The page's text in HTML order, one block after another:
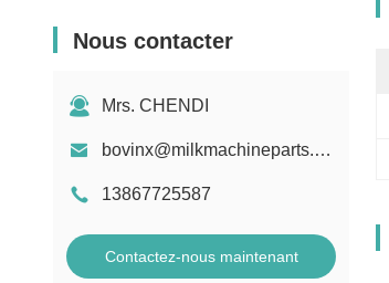
Nous contacter
Mrs. CHENDI
bovinx@milkmachineparts.com
13867725587
Contactez-nous maintenant